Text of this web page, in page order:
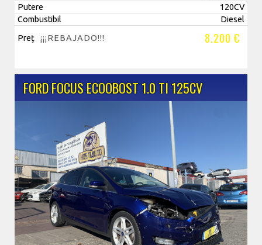
Putere
120CV
Combustibil
Diesel
Preţ
¡¡¡REBAJADO!!! 8.200 €
FORD FOCUS ECOOBOST 1.0 TI 125CV